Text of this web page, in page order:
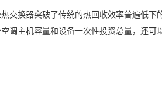
交换器突破了传统的热回收效率普遍低下
调主机容量和设备一次性投资总量，还可